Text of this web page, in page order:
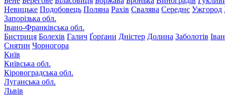
Невицьке Подобовець Поляна Рахів Свалява Середнє Ужгород
Запорізька обл.
Івано-Франківська обл.
Бистриця Болехів Галич Ґорґани Дністер Долина Заболотів
Снятин Чорногора
Київ
Київська обл.
Кіровоградська обл.
Луганська обл.
Львів